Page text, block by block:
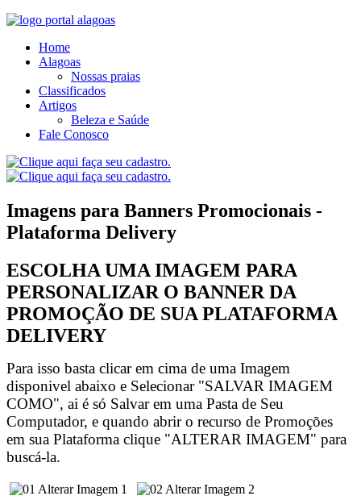
Home
Alagoas
Nossas praias
Classificados
Artigos
Beleza e Saúde
Fale Conosco
Imagens para Banners Promocionais -
Plataforma Delivery
ESCOLHA UMA IMAGEM PARA
PERSONALIZAR O BANNER DA
PROMOÇÃO DE SUA PLATAFORMA
DELIVERY
Para isso basta clicar em cima de uma Imagem
disponivel abaixo e Selecionar "SALVAR IMAGEM
COMO", ai é só Salvar em uma Pasta de Seu
Computador, e quando abrir o recurso de Promoções
em sua Plataforma clique "ALTERAR IMAGEM" para
buscá-la.